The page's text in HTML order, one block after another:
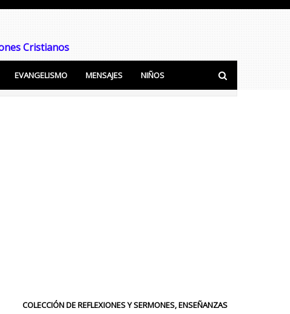
Cristianos
para predicar y Enseñar
EVANGELISMO MENSAJES NIÑOS
COLECCIÓN DE REFLEXIONES Y SERMONES, ENSEÑANZAS